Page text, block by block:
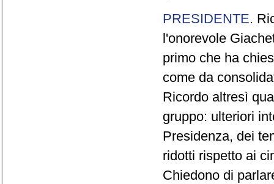
PRESIDENTE.
l'onorevole
primo che ha
come da
Ricordo altresì
gruppo: ulteriori
Presidenza, dei
ridotti rispetto ai
Chiedono di